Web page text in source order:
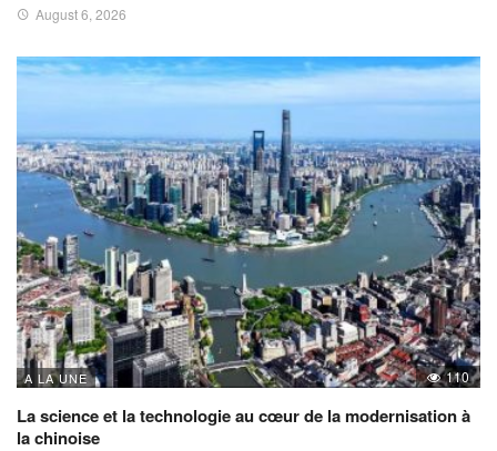
August 6, 2026
A LA UNE 110
La science et la technologie au cœur de la modernisation à
la chinoise